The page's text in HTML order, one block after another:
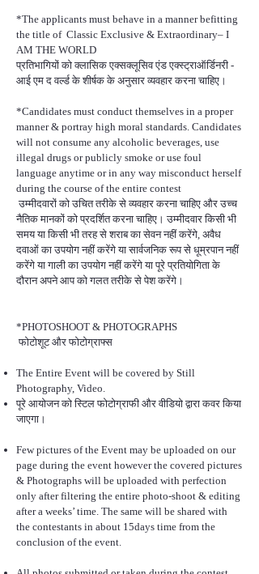
*The applicants must behave in a manner befitting
the title of Classic Exclusive & Extraordinary– I
AM THE WORLD
प्रतिभागियों को क्लासिक एक्सक्लूसिव एंड एक्स्ट्राऑर्डिनरी -
आई एम द वर्ल्ड के शीर्षक के अनुसार व्यवहार करना चाहिए।
*Candidates must conduct themselves in a proper
manner & portray high moral standards. Candidates
will not consume any alcoholic beverages, use
illegal drugs or publicly smoke or use foul
language anytime or in any way misconduct herself
during the course of the entire contest
उम्मीदवारों को उचित तरीके से व्यवहार करना चाहिए और उच्च
नैतिक मानकों को प्रदर्शित करना चाहिए। उम्मीदवार किसी भी
समय या किसी भी तरह से शराब का सेवन नहीं करेंगे, अवैध
दवाओं का उपयोग नहीं करेंगे या सार्वजनिक रूप से धूम्रपान नहीं
करेंगे या गाली का उपयोग नहीं करेंगे या पूरे प्रतियोगिता के
दौरान अपने आप को गलत तरीके से पेश करेंगे।
*PHOTOSHOOT & PHOTOGRAPHS
फोटोशूट और फोटोग्राफ्स
The Entire Event will be covered by Still
Photography, Video.
पूरे आयोजन को स्टिल फोटोग्राफी और वीडियो द्वारा कवर किया
जाएगा।
Few pictures of the Event may be uploaded on our
page during the event however the covered pictures
& Photographs will be uploaded with perfection
only after filtering the entire photo-shoot & editing
after a weeks’ time. The same will be shared with
the contestants in about 15days time from the
conclusion of the event.